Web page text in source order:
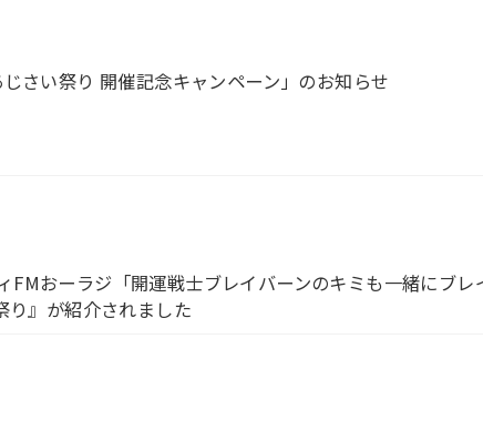
さい祭り 開催記念キャンペーン」のお知らせ
FMおーラジ「開運戦士ブレイバーンのキミも一緒にブ
』が紹介されました